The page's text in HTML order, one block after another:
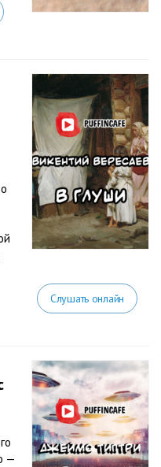
Слушать онлайн
—